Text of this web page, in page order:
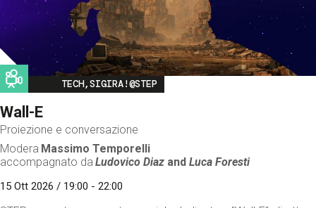
Image
TECH,SIGIRA!@STEP
Wall-E
Proiezione e conversazione
Modera Massimo Temporelli
accompagnato da Ludovico Diaz andLuca Foresti
15 Ott 2026 / 19:00 - 22:00